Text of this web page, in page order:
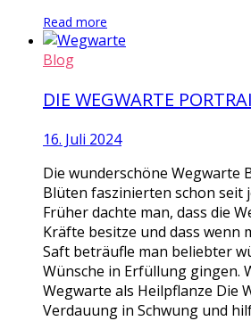
Read more
Blog
DIE WEGWARTE
16. Juli 2024
Die wunderschöne Wegwarte
Blüten faszinierten schon seit
Früher dachte man, dass die
Kräfte besitze und dass wenn
Saft beträufle man beliebter
Wünsche in Erfüllung gingen.
Wegwarte als Heilpflanze Die
Verdauung in Schwung und